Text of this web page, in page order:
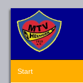
Start